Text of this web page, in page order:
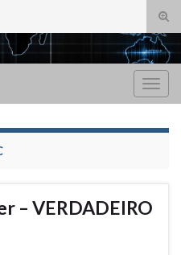
de
– VERDADEIRO